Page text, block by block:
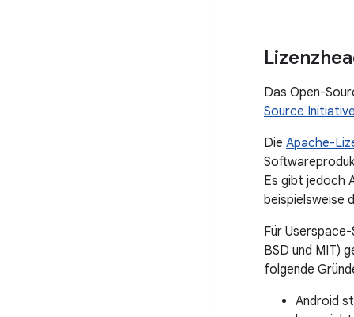
Das Open-
Source
Die Apache-
Es gibt jedoch
beispielsweise
Für
BSD und MIT)
folgende
Android